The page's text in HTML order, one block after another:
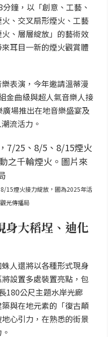
鐘，以「創意、工藝、
、交叉扇形煙火、工藝
、層層綻放」的藝術效
耳目一新的煙火觀賞體
表演，今年邀請溫蒂漫
金曲級與超人氣音樂人接
場推出在地音樂盛宴及
流活力。
15煙火接力綻放，圖為2025年活
光傳播局
身大稻埕、迪化
人還將以各種形式現身
設置多處裝置亮點，包
180公尺主題水岸光廊
與在地元素的「復古顛
心引力，在熟悉的街景